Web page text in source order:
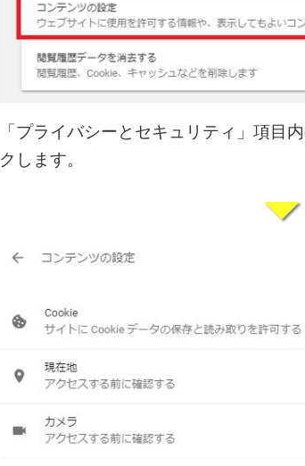
「プライバシーとセキュリティ」項目
クします。